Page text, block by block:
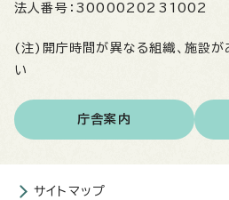
法人番号： 3000020231002
(注)開庁時間が異なる組織、施設が
い
庁舎案内
サイトマップ